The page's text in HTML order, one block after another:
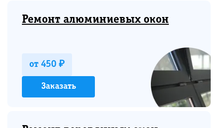
Ремонт алюминиевых окон
от 450 ₽
Заказать